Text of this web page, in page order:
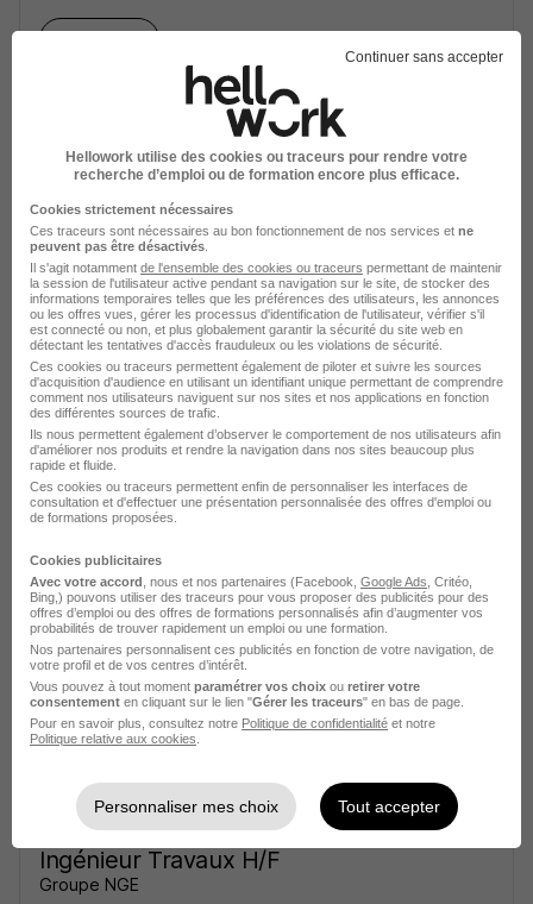
il y a 5 jours
Superviseur Travaux Électrique BT -
Mt - HT H/F
B-Hive
Lyon - 69 CDI
Voir l’offre
il y a 24 jours
Groupe Fauché
Genas - 69 CDI 35 000 - 40 000 € / an
Voir l’offre
il y a 15 jours
Ingénieur Travaux H/F
Groupe NGE
Continuer sans accepter
Hellowork utilise des cookies ou traceurs pour rendre votre
recherche d’emploi ou de formation encore plus efficace.
Cookies strictement nécessaires
Ces traceurs sont nécessaires au bon fonctionnement de nos services et ne
peuvent pas être désactivés
Il s'agit notamment de l'ensemble des cookies ou traceurs permettant de maintenir
la session de l'utilisateur active pendant sa navigation sur le site, de stocker des
informations temporaires telles que les préférences des utilisateurs, les annonces
ou les offres vues, gérer les processus d'identification de l'utilisateur, vérifier s'il
est connecté ou non, et plus globalement garantir la sécurité du site web en
détectant les tentatives d'accès frauduleux ou les violations de sécurité.
Ces cookies ou traceurs permettent également de piloter et suivre les sources
d'acquisition d'audience en utilisant un identifiant unique permettant de comprendre
comment nos utilisateurs naviguent sur nos sites et nos applications en fonction
des différentes sources de trafic.
Ils nous permettent également d’observer le comportement de nos utilisateurs afin
d'améliorer nos produits et rendre la navigation dans nos sites beaucoup plus
rapide et fluide.
Ces cookies ou traceurs permettent enfin de personnaliser les interfaces de
consultation et d'effectuer une présentation personnalisée des offres d'emploi ou
de formations proposées.
Cookies publicitaires
Avec votre accord , nous et nos partenaires (Facebook, Google Ads , Critéo,
Bing,) pouvons utiliser des traceurs pour vous proposer des publicités pour des
offres d’emploi ou des offres de formations personnalisés afin d’augmenter vos
probabilités de trouver rapidement un emploi ou une formation.
Nos partenaires personnalisent ces publicités en fonction de votre navigation, de
votre profil et de vos centres d’intérêt.
Vous pouvez à tout moment paramétrer vos choix ou retirer votre
consentement en cliquant sur le lien "Gérer les traceurs" en bas de page.
Pour en savoir plus, consultez notre Politique de confidentialité et notre
Politique relative aux cookies
Personnaliser mes choix Tout accepter